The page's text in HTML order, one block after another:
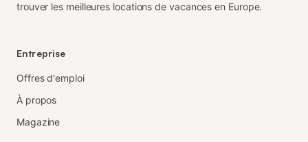
trouver les meilleures locations de vacances en Europe.
Entreprise
Offres d'emploi
À propos
Magazine